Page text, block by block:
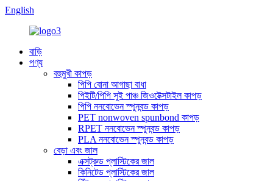
English
বাড়ি
পণ্য
বহুমুখী কাপড়
পিপি বোনা আগাছা বাধা
পিইটি/পিপি সুই পাঞ্চ জিওটেক্সটাইল কাপড়
পিপি ননবোভেন স্পুনবন্ড কাপড়
PET nonwoven spunbond কাপড়
RPET ননবোভেন স্পুনবন্ড কাপড়
PLA ননবোভেন স্পুনবন্ড কাপড়
বেড়া এবং জাল
এক্সট্রুড প্লাস্টিকের জাল
কিনিটেড প্লাস্টিকের জাল